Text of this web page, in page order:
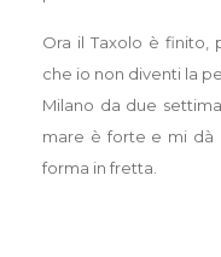
Ora il Taxolo è finito,
che io non diventi la
Milano da due
mare è forte e mi dà
forma in fretta.